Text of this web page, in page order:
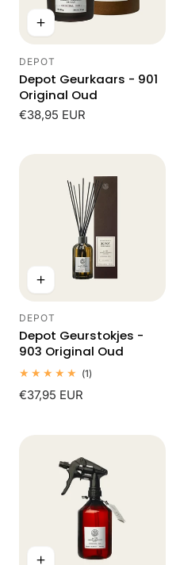
Leverancier:
DEPOT
Depot Geurkaars - 901
Original Oud
Normale
€38,95 EUR
Leverancier:
DEPOT
Depot Geurstokjes -
903 Original Oud
(1)1
Normale
€37,95 EUR